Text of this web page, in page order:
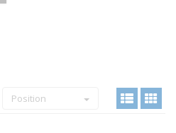
Position